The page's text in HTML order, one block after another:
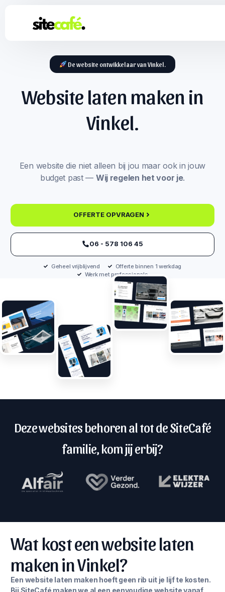
De website ontwikkelaar van Vinkel.
Website laten maken in
Vinkel.
Een website die niet alleen bij jou maar ook in jouw
budget past — Wij regelen het voor je.
OFFERTE OPVRAGEN
‪06 - 578 106 45‬
Geheel vrijblijvend
Offerte binnen 1 werkdag
Werk met professionals
Deze websites behoren al tot de SiteCafé
familie, kom jij erbij?
Wat kost een website laten
maken in Vinkel?
Een website laten maken hoeft geen rib uit je lijf te kosten.